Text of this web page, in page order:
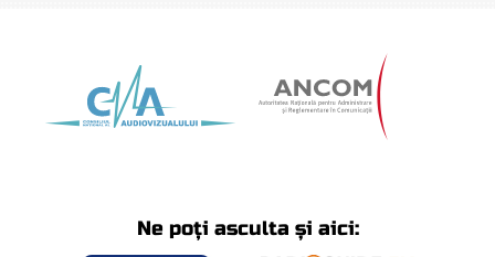
Ne poți asculta și aici: